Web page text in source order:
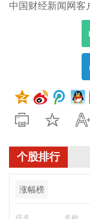
中国财经新闻网客
个股排行
涨幅榜